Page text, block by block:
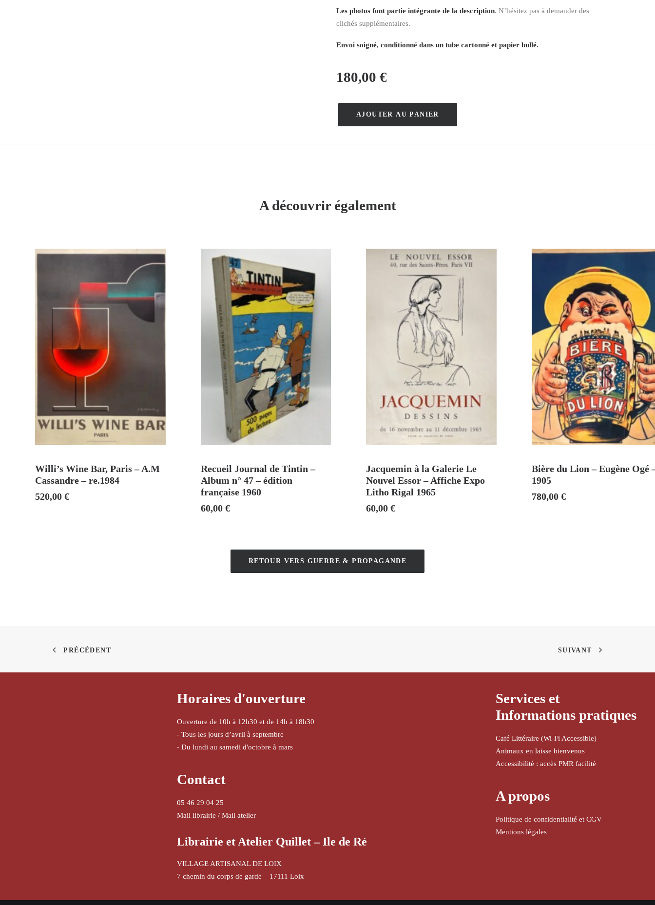
Les photos font partie intégrante de la description. N’hésitez pas à demander des
clichés supplémentaires.
Envoi soigné, conditionné dans un tube cartonné et papier bullé.
180,00 €
Earin
AJOUTER AU PANIER
A découvrir également
Willi’s Wine Bar, Paris – A.M
Cassandre – re.1984
520,00 €
Recueil Journal de Tintin –
Album n° 47 – édition
française 1960
60,00 €
Jacquemin à la Galerie Le
Nouvel Essor – Affiche Expo
Litho Rigal 1965
60,00€
Bière du Lion – Eugène Ogé
1905
780,00€
RETOUR VERS GUERRE & PROPAGANDE
PRÉCÉDENT SUIVANT
Horaires d'ouverture
Ouverture de 10h à 12h30 et de 14h à 18h30
- Tous les jours d’avril à septembre
- Du lundi au samedi d'octobre à mars
Contact
05 46 29 04 25
Mail librairie / Mail atelier
Librairie et Atelier Quillet – Ile de Ré
VILLAGE ARTISANAL DE LOIX
7 chemin du corps de garde – 17111 Loix
Services et
Informations pratiques
Café Littéraire (Wi-Fi Accessible)
Animaux en laisse bienvenus
Accessibilité : accès PMR facilité
A propos
Politique de confidentialité et CGV
Mentions légales